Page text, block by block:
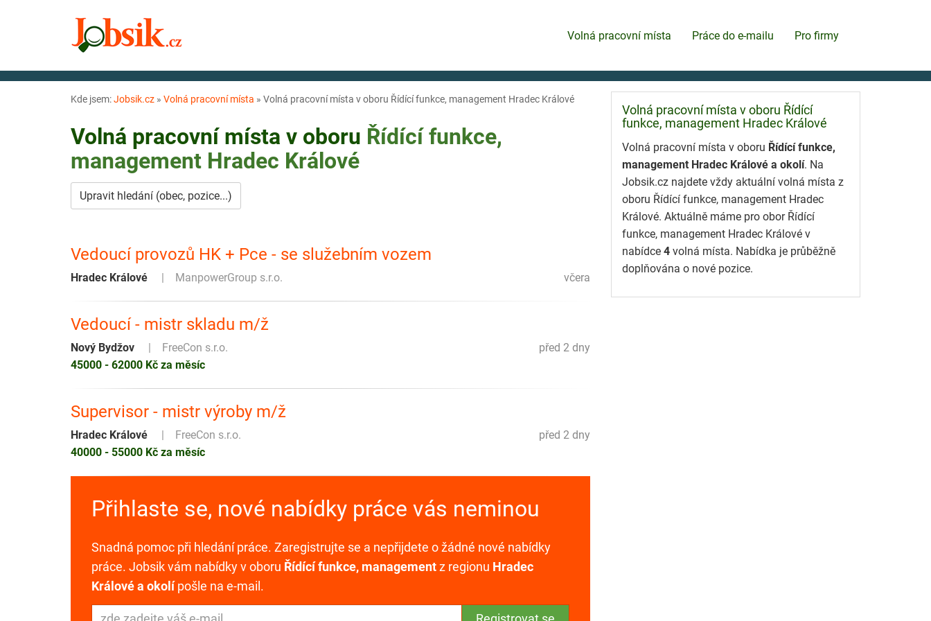
Volná pracovní místa Práce do e-mailu Pro firmy
Kde jsem:Jobsik.cz » Volná pracovní místa » Volná pracovní místa v oboru Řídící funkce, management Hradec Králové
Volná pracovní místa v oboru Řídící funkce,
management Hradec Králové
Upravit hledání (obec, pozice...)
Vedoucí provozů HK + Pce - se služebním vozem
včera
Hradec Králové ManpowerGroup s.r.o.
Vedoucí - mistr skladu m/ž
před 2 dny
Nový Bydžov
FreeCon s.r.o.
45000 - 62000 Kč za měsíc
Supervisor - mistr výroby m/ž
před 2 dny
Hradec Králové
FreeCon s.r.o.
40000 - 55000 Kč za měsíc
Přihlaste se, nové nabídky práce vás neminou
Snadná pomoc při hledání práce. Zaregistrujte se a nepřijdete o žádné nové nabídky
práce. Jobsik vám nabídky v oboru Řídící funkce, managementz regionu Hradec
Králové a okolípošle na e-mail.
Volná pracovní místa v oboru Řídící
funkce, management Hradec Králové
Volná pracovní místa v oboru Řídící funkce,
management Hradec Králové a okolí. Na
Jobsik.cz najdete vždy aktuální volná místa z
oboru Řídící funkce, management Hradec
Králové. Aktuálně máme pro obor Řídící
funkce, management Hradec Králové v
nabídce 4 volná místa. Nabídka je průběžně
doplňována o nové pozice.